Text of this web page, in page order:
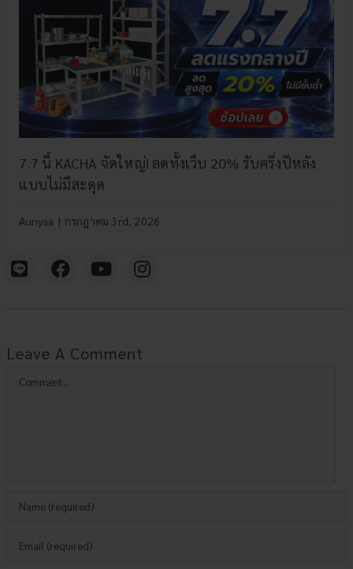
7.7 นี้ KACHA จัดใหญ่! ลดทั้งเว็บ 20% รับครึ่งปีหลัง
แบบไม่มีสะดุด
Aunyaa | กรกฎาคม 3rd, 2026
Leave A Comment